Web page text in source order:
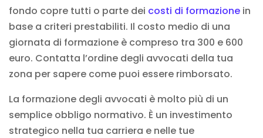
fondo copre tutti o parte dei costi di formazione in
base a criteri prestabiliti. Il costo medio di una
giornata di formazione è compreso tra 300 e 600
euro. Contatta l’ordine degli avvocati della tua
zona per sapere come puoi essere rimborsato.
La formazione degli avvocati è molto più di un
semplice obbligo normativo. È un investimento
strategico nella tua carriera e nelle tue